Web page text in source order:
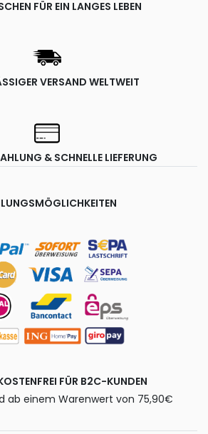
FÜR EIN LANGES LEBEN
VERSAND WELTWEIT
& SCHNELLE LIEFERUNG
FÜR B2C-KUNDEN
ab einem Warenwert von 75,90€